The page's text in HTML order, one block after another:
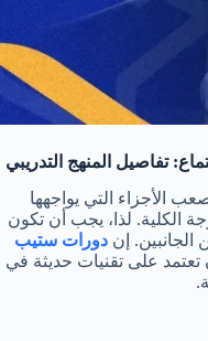
تفاصيل المنهج التدريبي
الأجزاء التي يواجهها
الكلية. لذا، يجب أن تكون
إن دورات ستيب
على تقنيات حديثة في